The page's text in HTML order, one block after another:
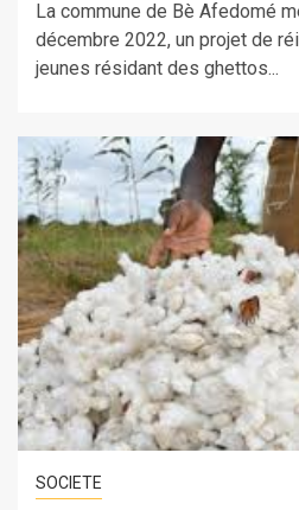
La commune de Bè Afedomé
décembre 2022, un projet de
jeunes résidant des ghettos...
SOCIETE